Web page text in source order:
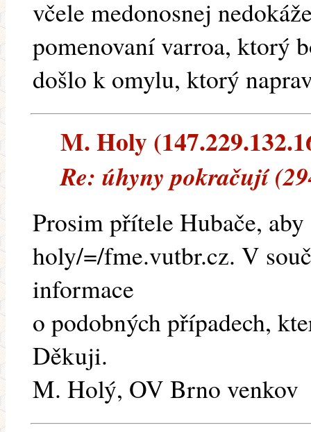
včele medonosnej
pomenovaní varroa, ktorý
došlo k omylu, ktorý
M. Holy
Re: úhyny pokračují
Prosim přítele Hubače,
holy/=/fme.vutbr.cz. V
informace
o podobných případech,
Děkuji.
M. Holý, OV Brno venkov